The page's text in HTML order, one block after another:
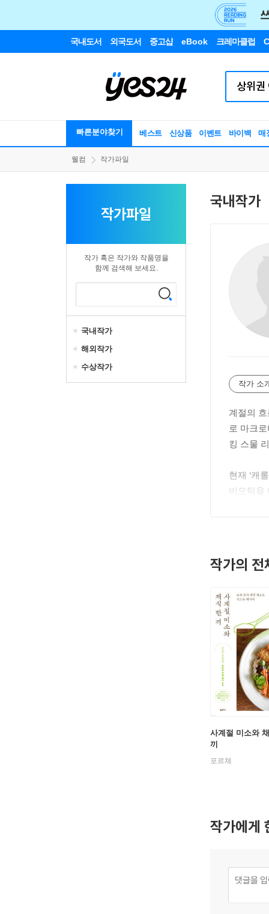
국내도서 외국도서 중고샵 eBook 크레마클럽
빠른분야찾기 베스트 신상품 이벤트 바이백 매
웰컴 작가파일
작가파일
작가 혹은 작가와 작품명을
함께 검색해 보세요.
국내작가
해외작가
수상작가
국내작가
작가 소
계절의
로 마크
킹 스물
현재 ‘캐
비오틱을
블로그 :
유튜브 :
작가의 전
사계절 미소와
끼
포르체
작가에게